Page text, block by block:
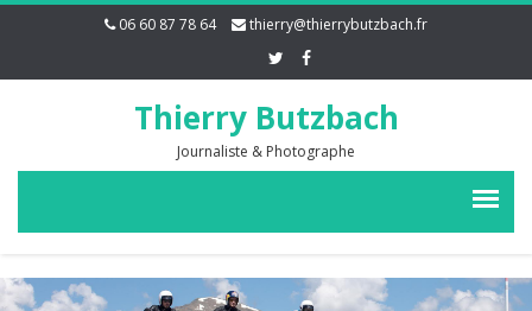
06 60 87 78 64 thierry@thierrybutzbach.fr
Thierry Butzbach
Journaliste & Photographe